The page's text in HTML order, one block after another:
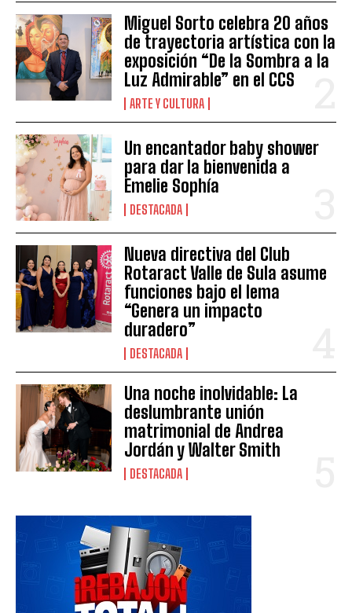
Miguel Sorto celebra 20 años
de trayectoria artística con la
exposición “De la Sombra a la
Luz Admirable” en el CCS
ARTE Y CULTURA
Un encantador baby shower
para dar la bienvenida a
Emelie Sophía
DESTACADA
Nueva directiva del Club
Rotaract Valle de Sula asume
funciones bajo el lema
“Genera un impacto
duradero”
DESTACADA
Una noche inolvidable: La
deslumbrante unión
matrimonial de Andrea
Jordán y Walter Smith
DESTACADA